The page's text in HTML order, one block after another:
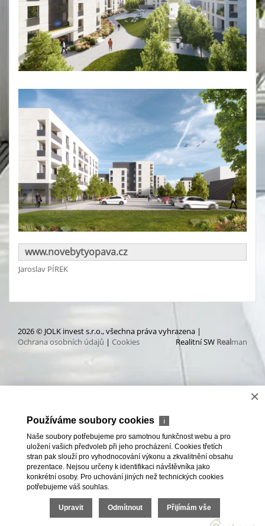
www.novebytyopava.cz
Jaroslav PÍREK
2026 © JOLK invest s.r.o., všechna práva vyhrazena |
Ochrana osobních údajů | Cookies Realitní SW Realman
×
Používáme soubory cookies ℹ
Naše soubory potřebujeme pro samotnou funkčnost webu a pro
uložení vašich předvoleb při jeho procházení. Cookies třetích
stran pak slouží pro vyhodnocování výkonu a zkvalitnění obsahu
prezentace. Nejsou určeny k identifikaci návštěvníka jako
konkrétní osoby. Pro uchování jiných než technických cookies
potřebujeme váš souhlas.
Upravit Odmítnout Přijímám vše